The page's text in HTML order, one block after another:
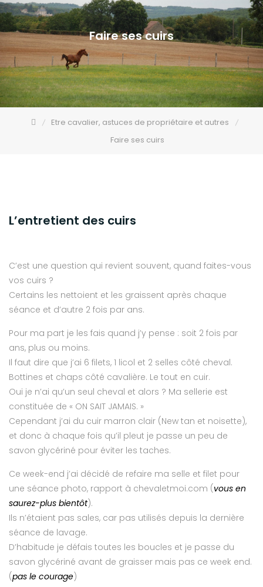
Faire ses cuirs
Etre cavalier, astuces de propriétaire et autres
Faire ses cuirs
L’entretient des cuirs
C’est une question qui revient souvent, quand faites-vous
vos cuirs ?
Certains les nettoient et les graissent après chaque
séance et d’autre 2 fois par ans.
Pour ma part je les fais quand j’y pense : soit 2 fois par
ans, plus ou moins.
Il faut dire que j’ai 6 filets, 1 licol et 2 selles côté cheval.
Bottines et chaps côté cavalière. Le tout en cuir.
Oui je n’ai qu’un seul cheval et alors ? Ma sellerie est
constituée de « ON SAIT JAMAIS. »
Cependant j’ai du cuir marron clair (New tan et noisette),
et donc à chaque fois qu’il pleut je passe un peu de
savon glycériné pour éviter les taches.
Ce week-end j’ai décidé de refaire ma selle et filet pour
une séance photo, rapport à chevaletmoi.com (vous en
saurez-plus bientôt).
Ils n’étaient pas sales, car pas utilisés depuis la dernière
séance de lavage.
D’habitude je défais toutes les boucles et je passe du
savon glycériné avant de graisser mais pas ce week end.
(pas le courage)